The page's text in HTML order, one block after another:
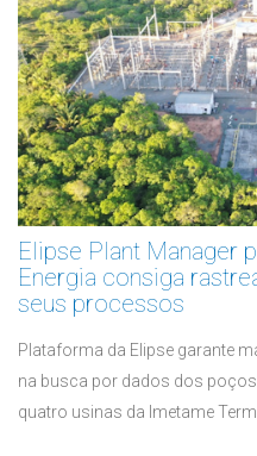
Elipse Plant Manager
Energia consiga
seus processos
Plataforma da Elipse garante
na busca por dados dos
quatro usinas da Imetame